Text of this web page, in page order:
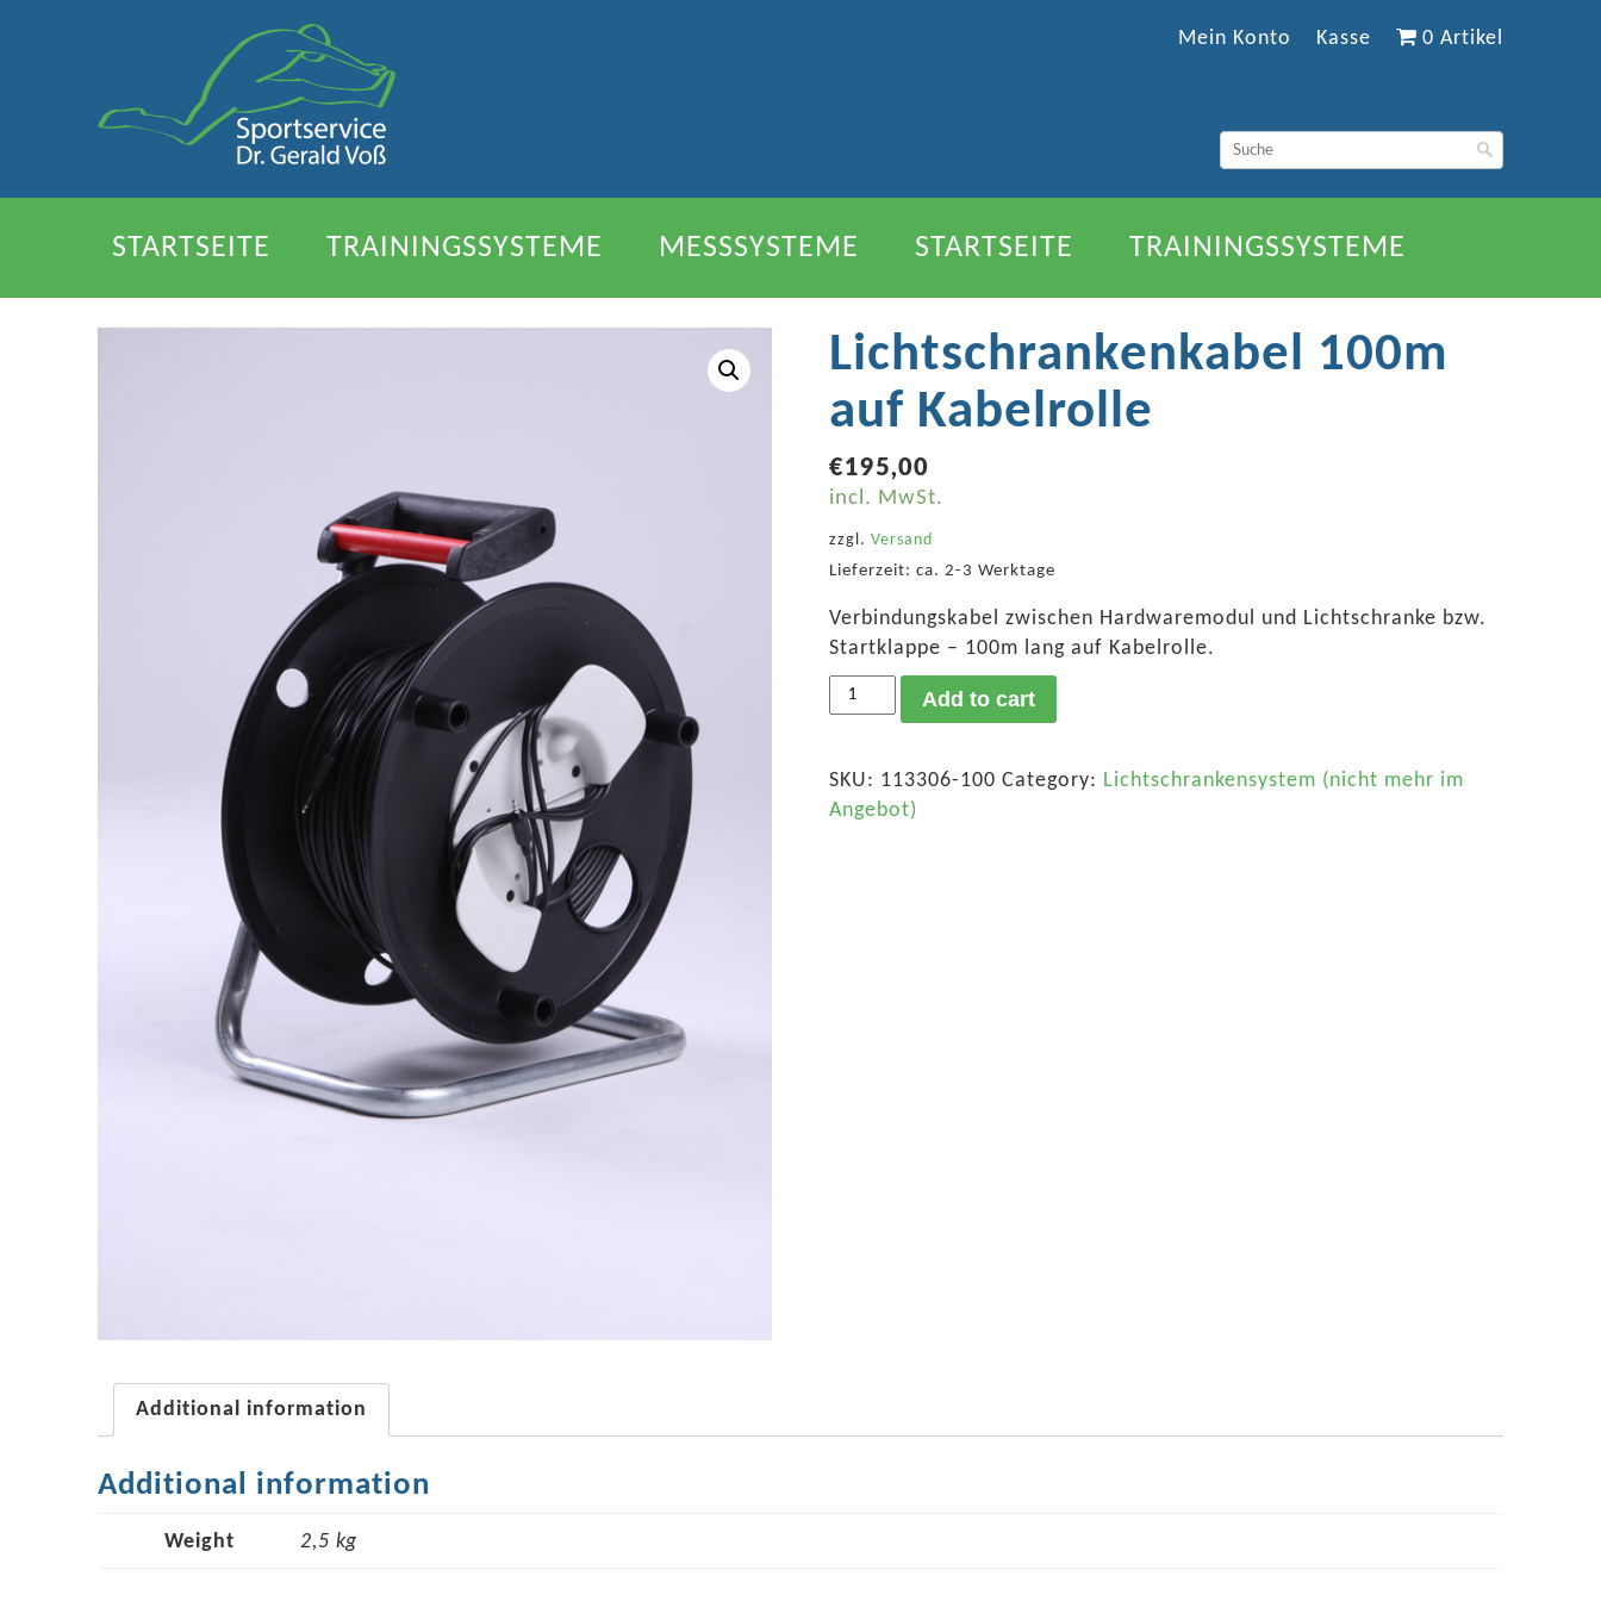
Mein Konto Kasse 0 Artikel
STARTSEITE TRAININGSSYSTEME MESSSYSTEME STARTSEITE TRAININGSSYSTEME
MESSSYSTEME REFERENZEN
Lichtschrankenkabel 100m
auf Kabelrolle
€195,00
incl. MwSt.
zzgl. Versand
Lieferzeit: ca. 2-3 Werktage
Verbindungskabel zwischen Hardwaremodul und Lichtschranke bzw.
Startklappe – 100m lang auf Kabelrolle.
Lichtschrankenkabel
100m
Kabelrolle
quantity
Add to cart
SKU: 113306-100 Category: Lichtschrankensystem (nicht mehr im
Angebot)
Additional information
Additional information
Weight 2,5 kg